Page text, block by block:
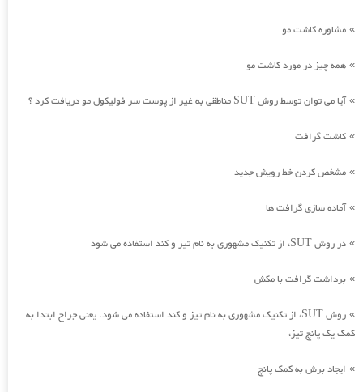
» مشاوره کاشت مو
» همه چیز در مورد کاشت مو
»آیا می توان توسط روش SUT مناطقی به غیر از پوست سر فولیکول مو دریافت کرد ؟
» کاشت گرافت
» مشخص کردن خط رویش جدید
»آماده سازی گرافت ها
» در روش SUT، از تکنیک مشهوری به نام تیز و کند استفاده می شود
» برداشت گرافت با مکش
»
روش SUT، از تکنیک مشهوری به نام تیز و کند استفاده می شود. یعنی جراح ابتدا به
کمک یک پانچ تیز،
» ایجاد برش به کمک پانچ